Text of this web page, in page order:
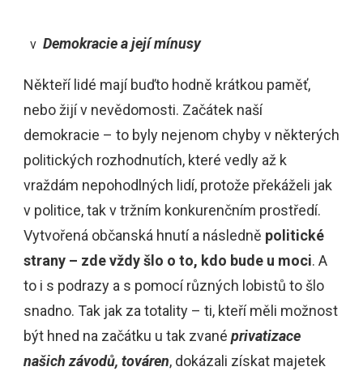
v Demokracie a její mínusy
Někteří lidé mají buďto hodně krátkou paměť,
nebo žijí v nevědomosti. Začátek naší
demokracie – to byly nejenom chyby v některých
politických rozhodnutích, které vedly až k
vraždám nepohodlných lidí, protože překáželi jak
v politice, tak v tržním konkurenčním prostředí.
Vytvořená občanská hnutí a následně politické
strany – zde vždy šlo o to, kdo bude u moci. A
to i s podrazy a s pomocí různých lobistů to šlo
snadno. Tak jak za totality – ti, kteří měli možnost
být hned na začátku u tak zvané privatizace
našich závodů, továren, dokázali získat majetek